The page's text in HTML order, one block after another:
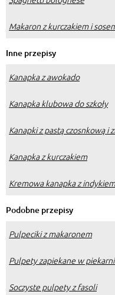
Makaron z kurczakiem i
Inne przepisy
Kanapka z awokado
Kanapka klubowa do szkoły
Kanapki z pastą czosnkową i
Kanapka z kurczakiem
Kremowa kanapka z indykiem
Podobne przepisy
Pulpeciki z makaronem
Pulpety zapiekane w
Soczyste pulpety z fasoli